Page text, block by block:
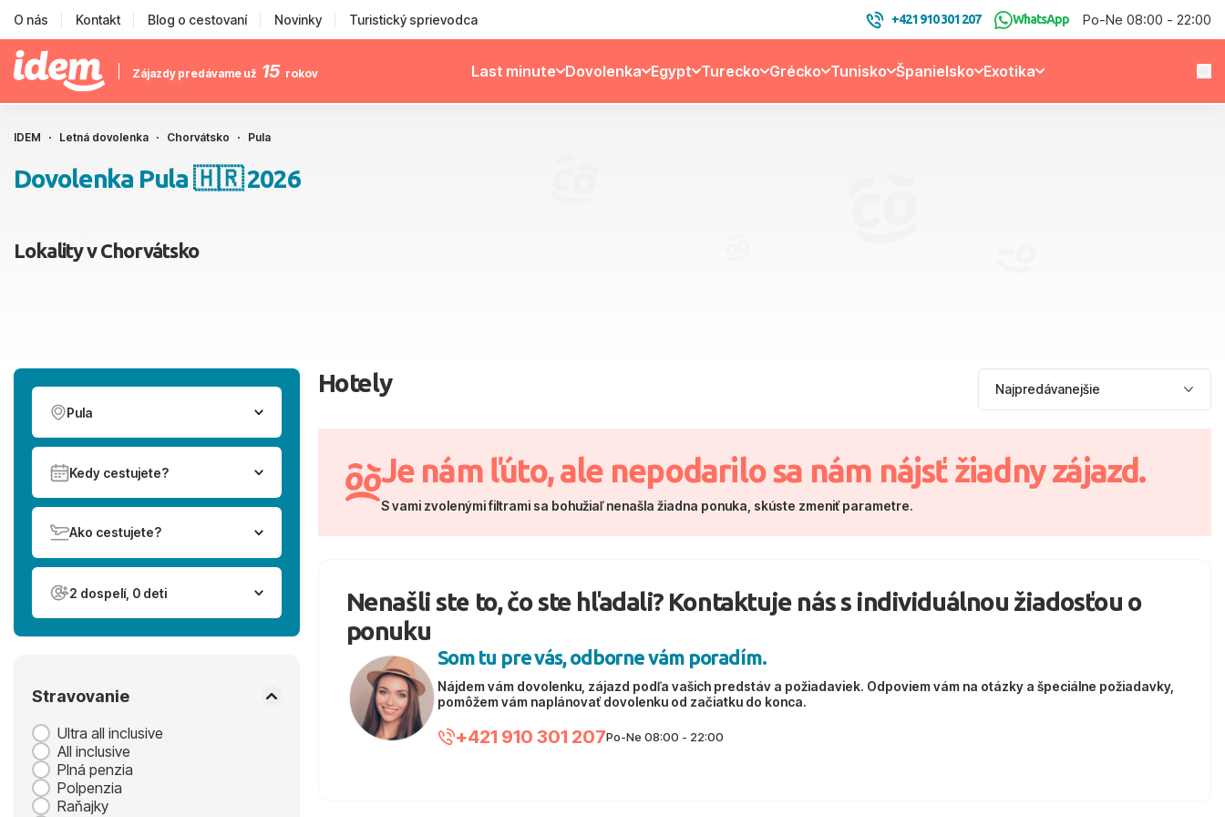
O nás Kontakt Blog o cestovaní Novinky Turistický sprievodca +421 910 301 207 WhatsApp Po-Ne 08:00 - 22:00
Zájazdy predávame už 15 rokov Last minute Dovolenka Egypt Turecko Grécko Tunisko Španielsko Exotika
IDEM Letná dovolenka Chorvátsko Pula
Dovolenka Pula 🇭🇷 2026
Lokality v Chorvátsko
Pula
Kedy cestujete?
Ako cestujete?
2 dospelí, 0 deti
Stravovanie
Ultra all inclusive
All inclusive
Plná penzia
Polpenzia
Raňajky
Hotely
Je nám ľúto, ale nepodarilo sa nám nájsť žiadny zájazd.
S vami zvolenými filtrami sa bohužiaľ nenašla žiadna ponuka, skúste zmeniť parametre.
Nenašli ste to, čo ste hľadali? Kontaktuje nás s individuálnou žiadosťou o
ponuku
Som tu pre vás, odborne vám poradím.
Nájdem vám dovolenku, zájazd podľa vašich predstáv a požiadaviek. Odpoviem vám na otázky a špeciálne požiadavky,
pomôžem vám naplánovať dovolenku od začiatku do konca.
+421 910 301 207Po-Ne 08:00 - 22:00